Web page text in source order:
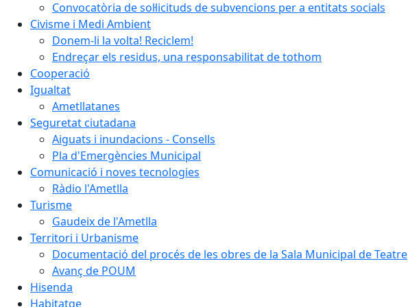
Convocatòria de sol·licituds de subvencions per a entitats socials
Civisme i Medi Ambient
Donem-li la volta! Reciclem!
Endreçar els residus, una responsabilitat de tothom
Cooperació
Igualtat
Ametllatanes
Seguretat ciutadana
Aiguats i inundacions - Consells
Pla d'Emergències Municipal
Comunicació i noves tecnologies
Ràdio l'Ametlla
Turisme
Gaudeix de l'Ametlla
Territori i Urbanisme
Documentació del procés de les obres de la Sala Municipal de Teatre
Avanç de POUM
Hisenda
Habitatge